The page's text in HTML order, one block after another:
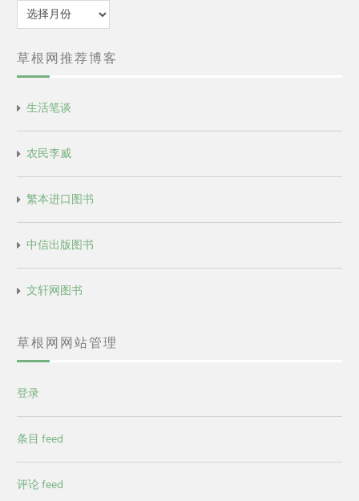
归
档
草根网推荐博客
生活笔谈
农民李威
繁本进口图书
中信出版图书
文轩网图书
草根网网站管理
登录
条目 feed
评论 feed